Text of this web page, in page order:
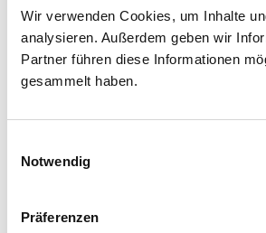
Wir verwenden Cookies, um Inhalte
analysieren. Außerdem geben wir
Partner führen diese Informationen
gesammelt haben.
Notwendig
Präferenzen